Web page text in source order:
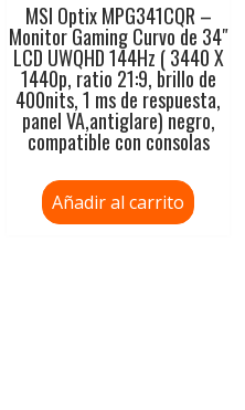
MSI Optix MPG341CQR –
Monitor Gaming Curvo de 34″
LCD UWQHD 144Hz ( 3440 X
1440p, ratio 21:9, brillo de
400nits, 1 ms de respuesta,
panel VA,antiglare) negro,
compatible con consolas
Añadir al carrito